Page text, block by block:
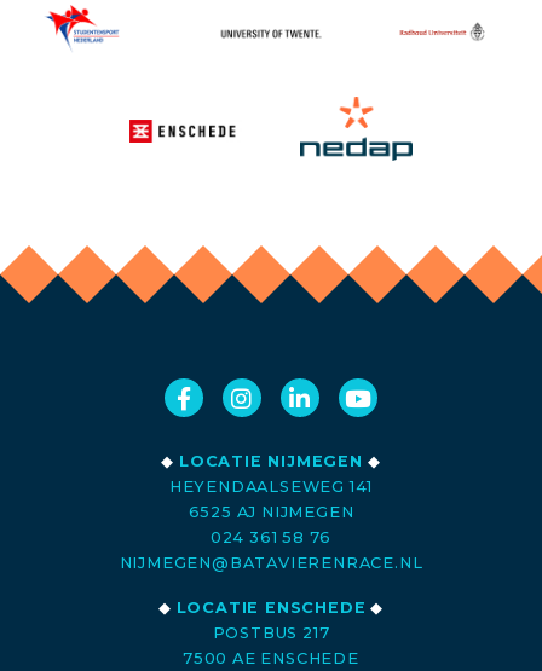
◆ LOCATIE NIJMEGEN ◆
HEYENDAALSEWEG 141
6525 AJ NIJMEGEN
024 361 58 76
NIJMEGEN@BATAVIERENRACE.NL
◆ LOCATIE ENSCHEDE ◆
POSTBUS 217
7500 AE ENSCHEDE